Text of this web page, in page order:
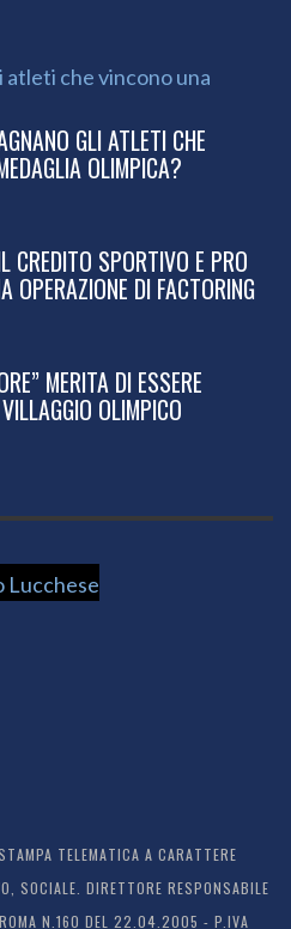
GLI ATLETI CHE
OLIMPICA?
CREDITO SPORTIVO E PRO
OPERAZIONE DI FACTORING
MERITA DI ESSERE
OLIMPICO
TELEMATICA A CARATTERE
SOCIALE. DIRETTORE RESPONSABILE
N.160 DEL 22.04.2005 - P.IVA